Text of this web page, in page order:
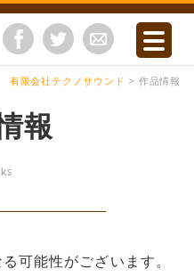
有限会社テクノサウンド > 作品情報
報
可能性がございます。